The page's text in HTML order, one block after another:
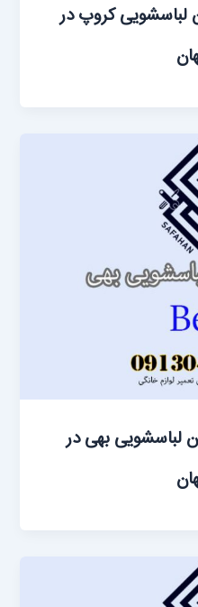
‌لباسشویی کروپ در
لباسشویی بهی در